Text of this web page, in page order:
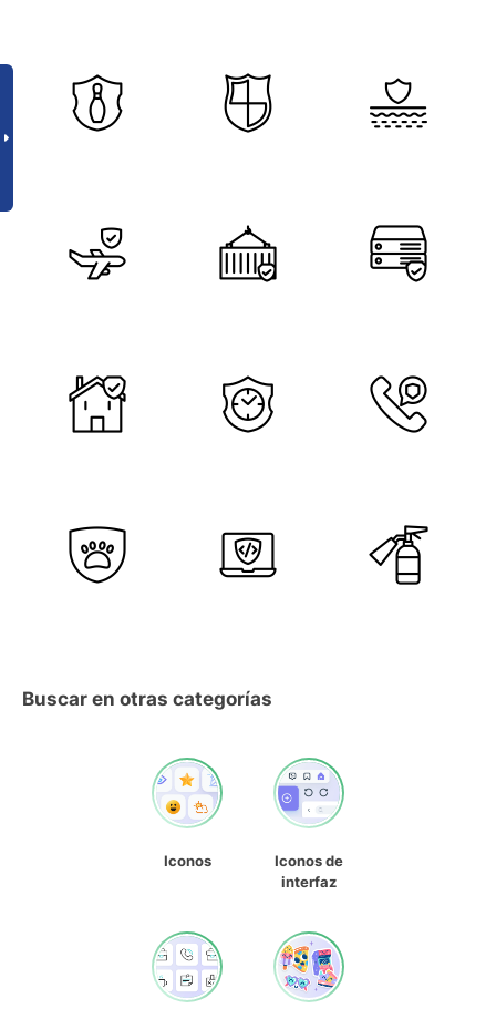
Buscar en otras categorías
Iconos
Iconos de
interfaz